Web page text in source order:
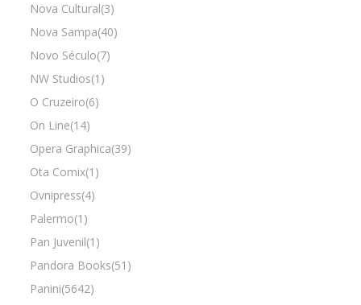
Nova Cultural(3)
Nova Sampa(40)
Novo Século(7)
NW Studios(1)
O Cruzeiro(6)
On Line(14)
Opera Graphica(39)
Ota Comix(1)
Ovnipress(4)
Palermo(1)
Pan Juvenil(1)
Pandora Books(51)
Panini(5642)